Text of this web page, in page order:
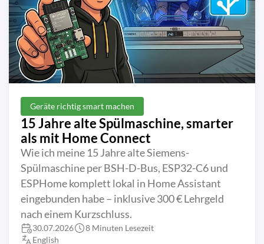
Geräte richtig smart machen
15 Jahre alte Spülmaschine, smarter
als mit Home Connect
Wie ich meine 15 Jahre alte Siemens-
Spülmaschine per BSH-D-Bus, ESP32-C6 und
ESPHome komplett lokal in Home Assistant
eingebunden habe – inklusive 300 € Lehrgeld
nach einem Kurzschluss.
30.07.2026
8 Minuten Lesezeit
English